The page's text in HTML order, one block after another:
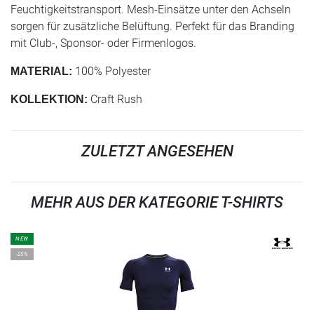
Feuchtigkeitstransport. Mesh-Einsätze unter den Achseln
sorgen für zusätzliche Belüftung. Perfekt für das Branding
mit Club-, Sponsor- oder Firmenlogos.
MATERIAL: 100% Polyester
KOLLEKTION: Craft Rush
ZULETZT ANGESEHEN
MEHR AUS DER KATEGORIE T-SHIRTS
NEW
-25%